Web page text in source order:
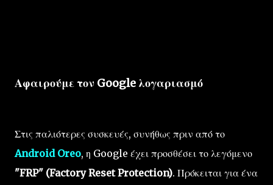
Αφαιρούμε τον Google λογαριασμό
Στις παλιότερες συσκευές, συνήθως πριν από το
Android Oreo, η Google έχει προσθέσει το λεγόμενο
"FRP" (Factory Reset Protection). Πρόκειται για ένα